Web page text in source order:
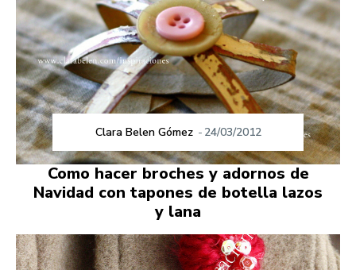
Clara Belen Gómez - 24/03/2012
Como hacer broches y adornos de
Navidad con tapones de botella lazos
y lana